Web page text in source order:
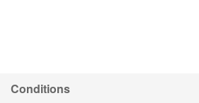
Conditions